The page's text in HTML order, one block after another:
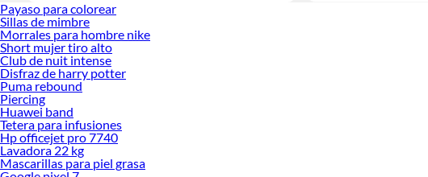
Payaso para colorear
Sillas de mimbre
Morrales para hombre nike
Short mujer tiro alto
Club de nuit intense
Disfraz de harry potter
Puma rebound
Piercing
Huawei band
Tetera para infusiones
Hp officejet pro 7740
Lavadora 22 kg
Mascarillas para piel grasa